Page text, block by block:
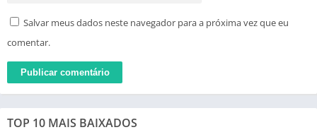
Salvar meus dados neste navegador para a próxima vez que eu
comentar.
TOP 10 MAIS BAIXADOS